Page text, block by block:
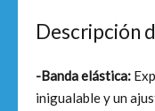
Descripción
-Banda elástica:
inigualable y un